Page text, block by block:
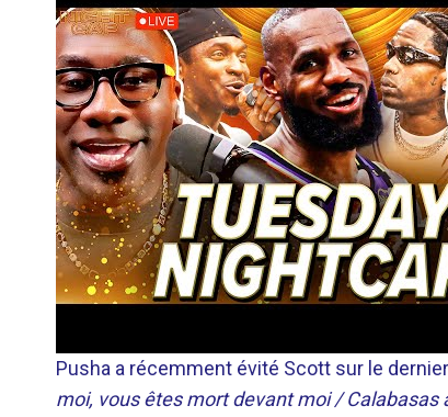
Pusha a récemment évité Scott sur le
moi, vous êtes mort devant moi /